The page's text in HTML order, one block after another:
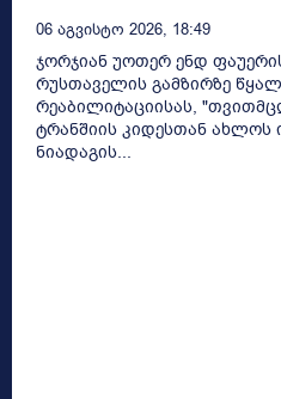
06 Აგვისტო 2026, 18:49
ჯორჯიან უოთერ ენდ ფაუერის
რუსთაველის გამზირზე
რეაბილიტაციისას,
ტრანშიის კიდესთან ახლოს
ნიადაგის...